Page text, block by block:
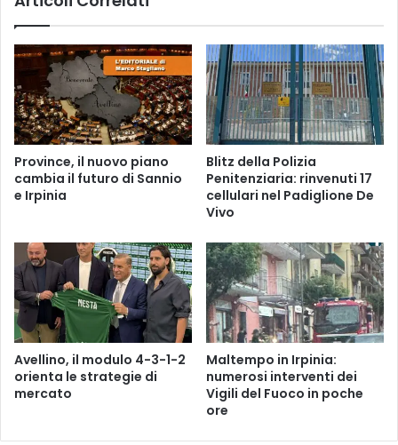
Province, il nuovo piano
cambia il futuro di Sannio
e Irpinia
Blitz della Polizia
Penitenziaria: rinvenuti 17
cellulari nel Padiglione De
Vivo
Avellino, il modulo 4-3-1-2
orienta le strategie di
mercato
Maltempo in Irpinia:
numerosi interventi dei
Vigili del Fuoco in poche
ore